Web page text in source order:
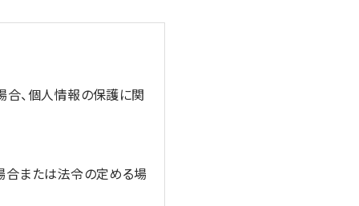
合、個人情報の保護に関
合または法令の定める場